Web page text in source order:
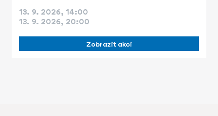
13. 9. 2026, 14:00
13. 9. 2026, 20:00
Zobrazit akci